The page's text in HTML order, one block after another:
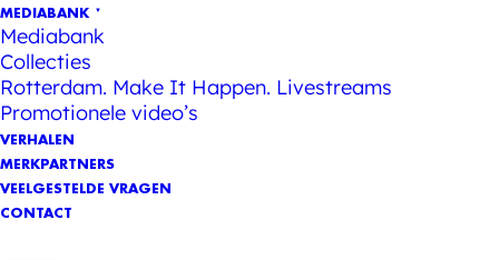
MEDIABANK
Mediabank
Collecties
Rotterdam. Make It Happen. Livestreams
Promotionele video’s
VERHALEN
MERKPARTNERS
VEELGESTELDE VRAGEN
CONTACT